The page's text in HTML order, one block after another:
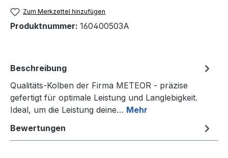
Zum Merkzettel hinzufügen
Produktnummer: 160400503A
Beschreibung
Qualitäts-Kolben der Firma METEOR - präzise
gefertigt für optimale Leistung und Langlebigkeit.
Ideal, um die Leistung deine… Mehr
Bewertungen